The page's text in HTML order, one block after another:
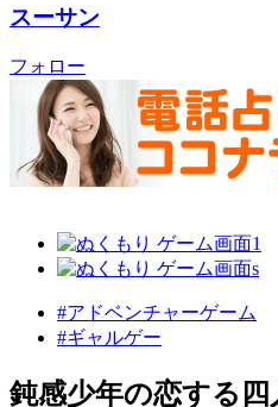
スーサン
フォロー
#アドベンチャーゲーム
#ギャルゲー
鈍感少年の恋する